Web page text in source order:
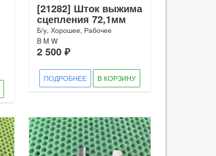
[21282] Шток выжима
сцепления 72,1мм
Б/у, Хорошее, Рабочее
B M W
2 500 ₽
ПОДРОБНЕЕ В КОРЗИНУ